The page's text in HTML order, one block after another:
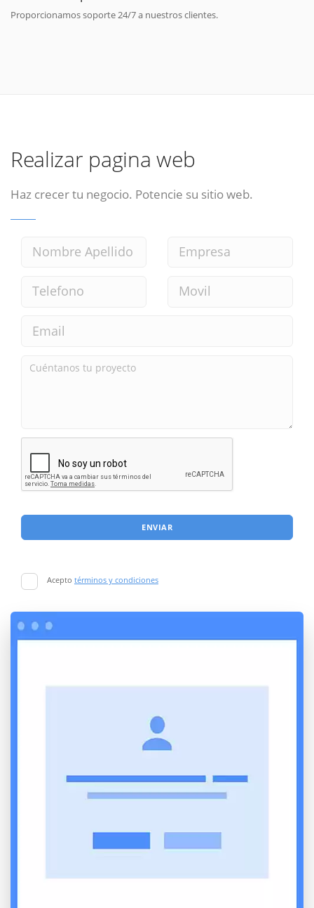
Proporcionamos soporte 24/7 a nuestros clientes.
Realizar pagina web
Haz crecer tu negocio. Potencie su sitio web.
ENVIAR
Acepto términos y condiciones